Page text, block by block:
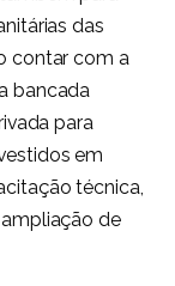
das
contar com a
bancada
para
em
técnica,
de